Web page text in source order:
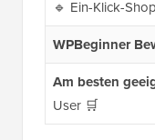
🔹 Ein-Klick-
WPBeginner
Am besten
User 🛒